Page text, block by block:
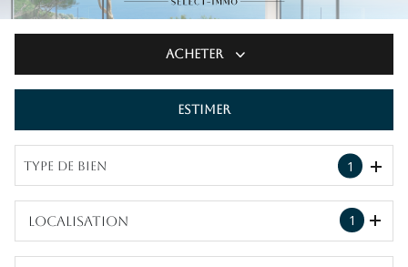
Acheter
Estimer
Type de bien 1
1
Localisation